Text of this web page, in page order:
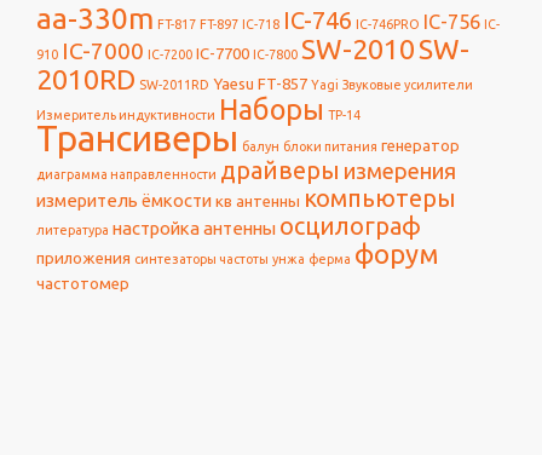
aa-330m FT-817 FT-897 IC-718 IC-746 IC-746PRO IC-756 IC-
910 IC-7000 IC-7200 IC-7700 IC-7800 SW-2010SW-
2010RD SW-2011RD Yaesu FT-857 Yagi Звуковые усилители
Измеритель индуктивности Наборы ТР-14
Трансиверы балун блоки питания генератор
диаграмма направленности драйверы измерения
измеритель ёмкости кв антенны компьютеры
литература настройка антенны осцилограф
приложения синтезаторы частоты унжа ферма форум
частотомер